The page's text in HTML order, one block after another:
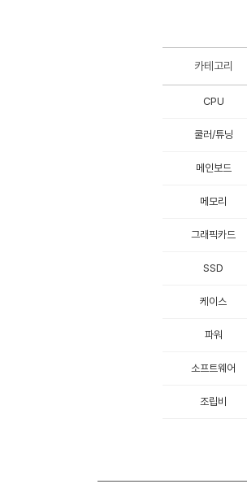
카테고리
CPU
쿨러/튜닝
메인보드
메모리
그래픽카드
SSD
케이스
파워
소프트웨어
조립비